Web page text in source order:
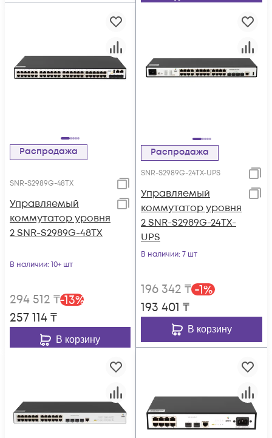
Распродажа
SNR-S2989G-48TX
Управляемый
коммутатор уровня
2 SNR-S2989G-48TX
В наличии: 10+ шт
294 512 ₸-13%
257 114₸
В корзину
Распродажа
SNR-S2989G-24TX-UPS
Управляемый
коммутатор уровня
2 SNR-S2989G-24TX-
UPS
В наличии: 7 шт
196 342 ₸-1%
193 401 ₸
В корзину